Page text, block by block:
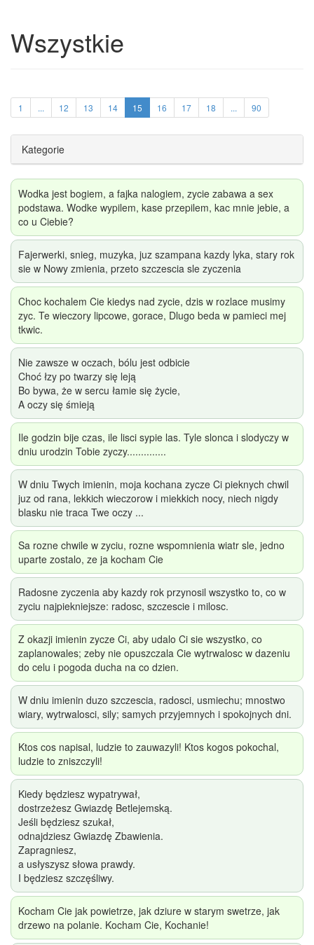
Wszystkie
1 ... 12 13 14 15 16 17 18 ... 90
Kategorie
Wodka jest bogiem, a fajka nalogiem, zycie zabawa a sex
podstawa. Wodke wypilem, kase przepilem, kac mnie jebie, a
co u Ciebie?
Fajerwerki, snieg, muzyka, juz szampana kazdy lyka, stary rok
sie w Nowy zmienia, przeto szczescia sle zyczenia
Choc kochalem Cie kiedys nad zycie, dzis w rozlace musimy
zyc. Te wieczory lipcowe, gorace, Dlugo beda w pamieci mej
tkwic.
Nie zawsze w oczach, bólu jest odbicie
Choć łzy po twarzy się leją
Bo bywa, że w sercu łamie się życie,
A oczy się śmieją
Ile godzin bije czas, ile lisci sypie las. Tyle slonca i slodyczy w
dniu urodzin Tobie zyczy..............
W dniu Twych imienin, moja kochana zycze Ci pieknych chwil
juz od rana, lekkich wieczorow i miekkich nocy, niech nigdy
blasku nie traca Twe oczy ...
Sa rozne chwile w zyciu, rozne wspomnienia wiatr sle, jedno
uparte zostalo, ze ja kocham Cie
Radosne zyczenia aby kazdy rok przynosil wszystko to, co w
zyciu najpiekniejsze: radosc, szczescie i milosc.
Z okazji imienin zycze Ci, aby udalo Ci sie wszystko, co
zaplanowales; zeby nie opuszczala Cie wytrwalosc w dazeniu
do celu i pogoda ducha na co dzien.
W dniu imienin duzo szczescia, radosci, usmiechu; mnostwo
wiary, wytrwalosci, sily; samych przyjemnych i spokojnych dni.
Ktos cos napisal, ludzie to zauwazyli! Ktos kogos pokochal,
ludzie to zniszczyli!
Kiedy będziesz wypatrywał,
dostrzeżesz Gwiazdę Betlejemską.
Jeśli będziesz szukał,
odnajdziesz Gwiazdę Zbawienia.
Zapragniesz,
a usłyszysz słowa prawdy.
I będziesz szczęśliwy.
Kocham Cie jak powietrze, jak dziure w starym swetrze, jak
drzewo na polanie. Kocham Cie, Kochanie!